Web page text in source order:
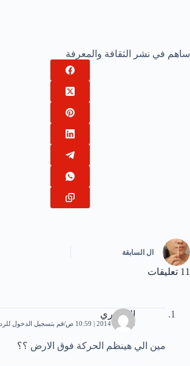
ساهم في نشر الثقافة والمعرفة
ال السابقة
11 تعليقات
الدرديري
25 يناير، 2014 | 10:59 ص قم بتسجيل الدخول للرد
مين الي هينظم الحركة فوق الارض ؟؟